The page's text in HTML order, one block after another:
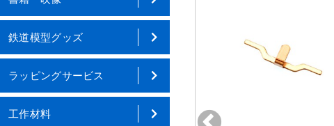
鉄道模型グッズ
ラッピングサービス
工作材料